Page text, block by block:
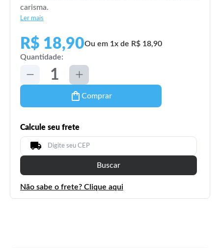
carisma.
Ler mais
R$ 18,90Ou em 1x de R$ 18,90
Quantidade:
Comprar
Calcule seu frete
Buscar
Não sabe o frete? Clique aqui